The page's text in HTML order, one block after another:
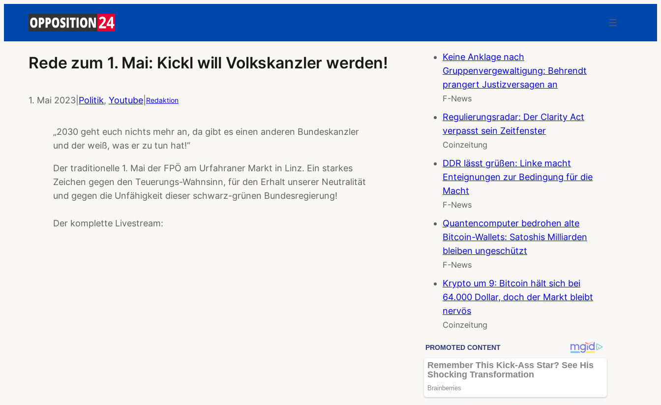
Rede zum 1. Mai: Kickl will Volkskanzler werden!
1. Mai 2023 Politik, Youtube Redaktion
„2030 geht euch nichts mehr an, da gibt es einen anderen Bundeskanzler
und der weiß, was er zu tun hat!“
Der traditionelle 1. Mai der FPÖ am Urfahraner Markt in Linz. Ein starkes
Zeichen gegen den Teuerungs-Wahnsinn, für den Erhalt unserer Neutralität
und gegen die Unfähigkeit dieser schwarz-grünen Bundesregierung!
Der komplette Livestream:
Keine Anklage nach
Gruppenvergewaltigung: Behrendt
prangert Justizversagen an
F-News
Regulierungsradar: Der Clarity Act
verpasst sein Zeitfenster
Coinzeitung
DDR lässt grüßen: Linke macht
Enteignungen zur Bedingung für die
Macht
F-News
Quantencomputer bedrohen alte
Bitcoin-Wallets: Satoshis Milliarden
bleiben ungeschützt
F-News
Krypto um 9: Bitcoin hält sich bei
64.000 Dollar, doch der Markt bleibt
nervös
Coinzeitung